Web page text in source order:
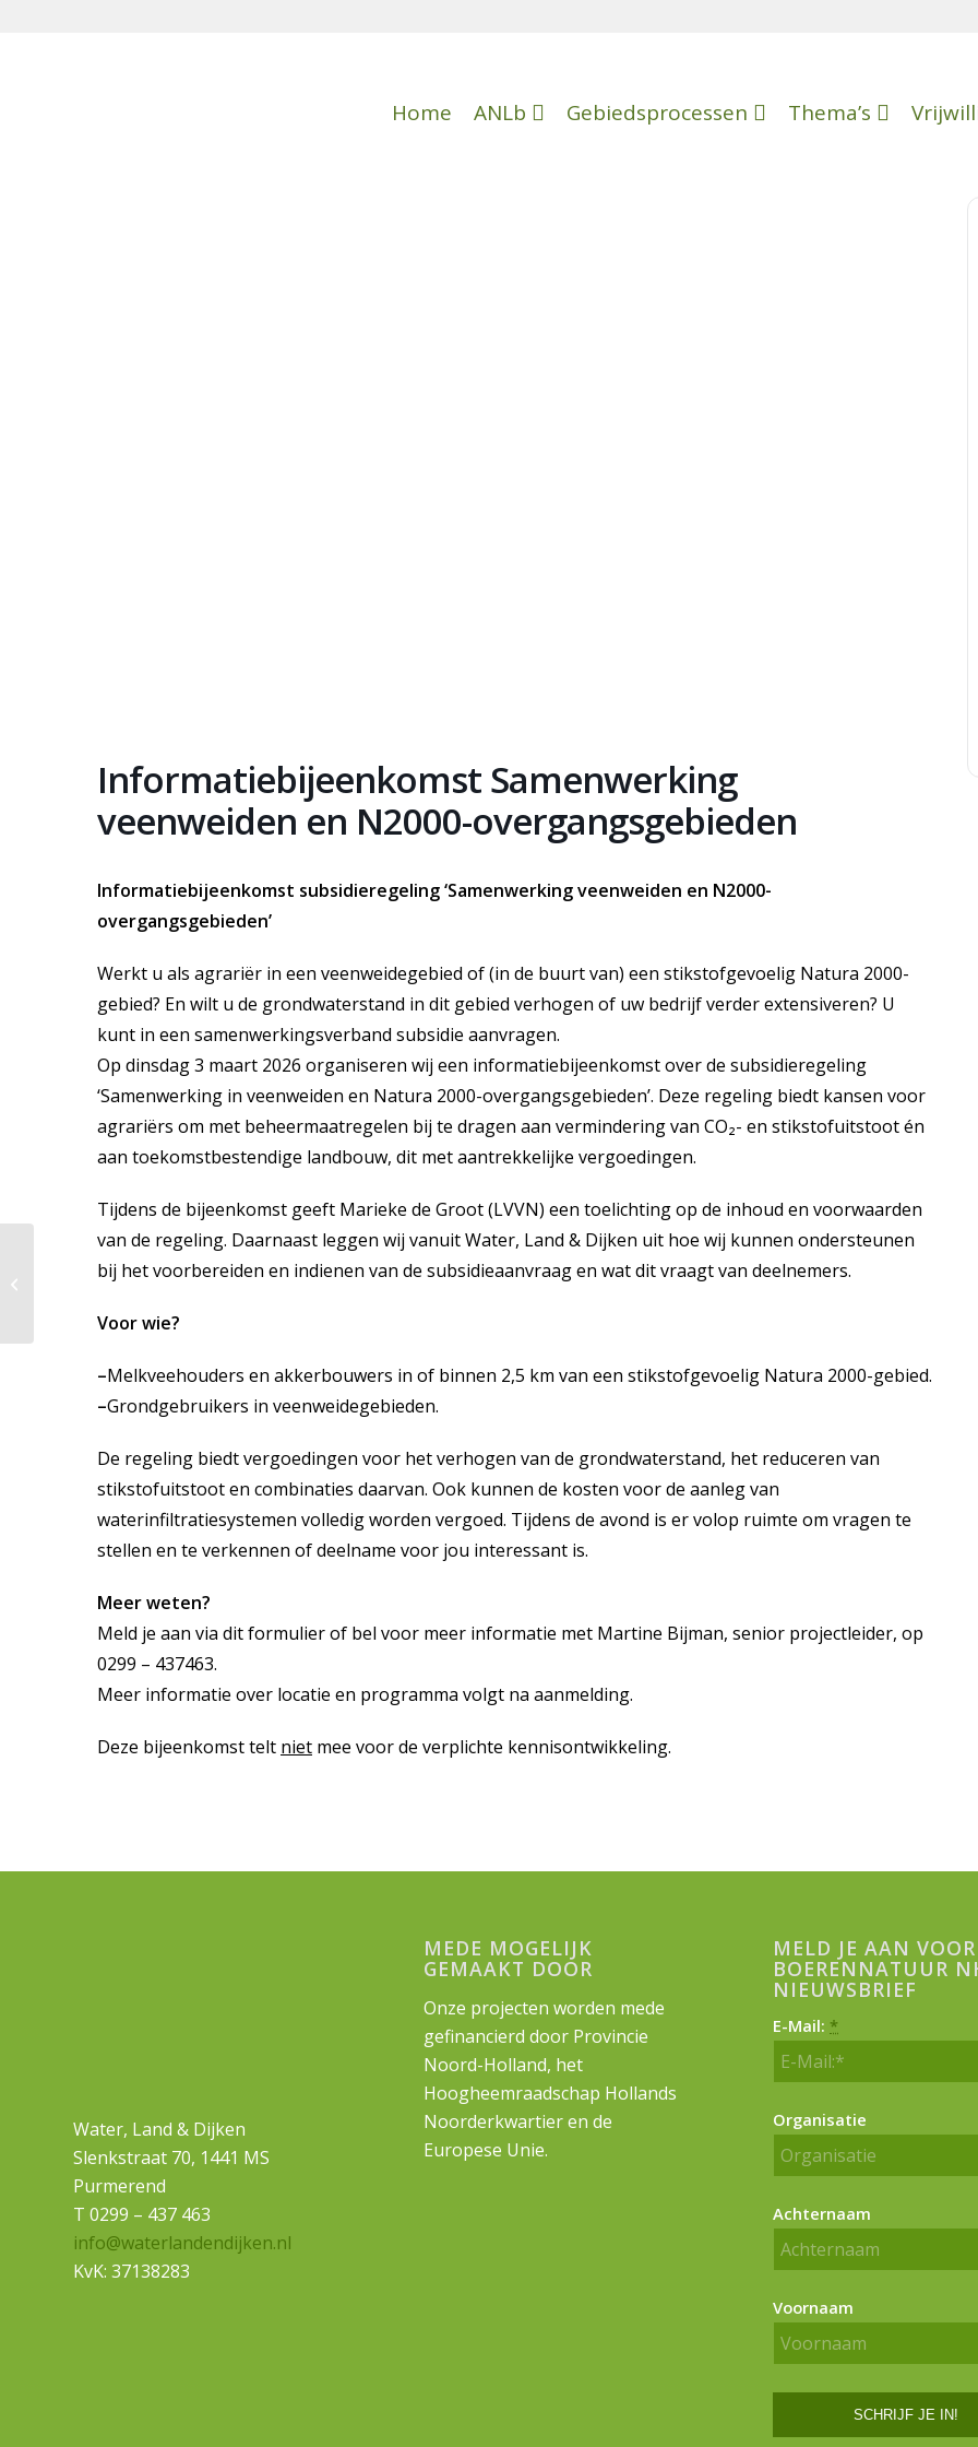
Home ANLb Gebiedsprocessen Thema’s
Informatiebijeenkomst Samenwerking
veenweiden en N2000-overgangsgebieden
Informatiebijeenkomst subsidieregeling ‘Samenwerking veenweiden en N2000-
overgangsgebieden’
Werkt u als agrariër in een veenweidegebied of (in de buurt van) een stikstofgevoelig Natura 2000-
gebied? En wilt u de grondwaterstand in dit gebied verhogen of uw bedrijf verder extensiveren? U
kunt in een samenwerkingsverband subsidie aanvragen.
Op dinsdag 3 maart 2026 organiseren wij een informatiebijeenkomst over de subsidieregeling
‘Samenwerking in veenweiden en Natura 2000-overgangsgebieden’. Deze regeling biedt kansen voor
agrariërs om met beheermaatregelen bij te dragen aan vermindering van CO₂- en stikstofuitstoot én
aan toekomstbestendige landbouw, dit met aantrekkelijke vergoedingen.
Tijdens de bijeenkomst geeft Marieke de Groot (LVVN) een toelichting op de inhoud en voorwaarden
van de regeling. Daarnaast leggen wij vanuit Water, Land & Dijken uit hoe wij kunnen ondersteunen
bij het voorbereiden en indienen van de subsidieaanvraag en wat dit vraagt van deelnemers.
Voor wie?
–Melkveehouders en akkerbouwers in of binnen 2,5 km van een stikstofgevoelig Natura 2000-gebied.
–Grondgebruikers in veenweidegebieden.
De regeling biedt vergoedingen voor het verhogen van de grondwaterstand, het reduceren van
stikstofuitstoot en combinaties daarvan. Ook kunnen de kosten voor de aanleg van
waterinfiltratiesystemen volledig worden vergoed. Tijdens de avond is er volop ruimte om vragen te
stellen en te verkennen of deelname voor jou interessant is.
Meer weten?
Meld je aan via dit formulier of bel voor meer informatie met Martine Bijman, senior projectleider, op
0299 – 437463.
Meer informatie over locatie en programma volgt na aanmelding.
Deze bijeenkomst telt niet mee voor de verplichte kennisontwikkeling.
Water, Land & Dijken
Slenkstraat 70, 1441 MS
Purmerend
T 0299 – 437 463
info@waterlandendijken.nl
KvK: 37138283
MEDE MOGELIJK
GEMAAKT DOOR
Onze projecten worden mede
gefinancierd door Provincie
Noord-Holland, het
Hoogheemraadschap Hollands
Noorderkwartier en de
Europese Unie.
MELD JE AAN
BOERENNATUUR
NIEUWSBRIEF
E-Mail: *
Organisatie
Achternaam
Voornaam
Introductieles